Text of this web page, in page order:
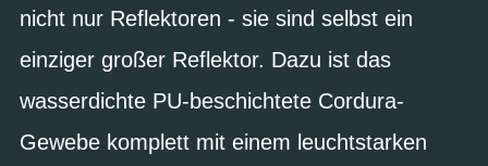
nicht nur Reflektoren - sie sind selbst ein
einziger großer Reflektor. Dazu ist das
wasserdichte PU-beschichtete Cordura-
Gewebe komplett mit einem leuchtstarken